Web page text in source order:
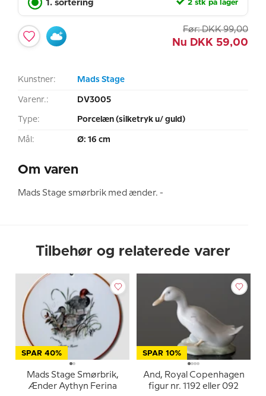
1. sortering 2 stk på lager
Før: DKK 99,00
Nu DKK 59,00
Kunstner: Mads Stage
Varenr.: DV3005
Type: Porcelæn (silketryk u/ guld)
Mål: Ø: 16 cm
Om varen
Mads Stage smørbrik med ænder. -
Tilbehør og relaterede varer
SPAR 40%
Mads Stage Smørbrik,
Ænder Aythyn Ferina
SPAR 10%
And, Royal Copenhagen
figur nr. 1192 eller 092